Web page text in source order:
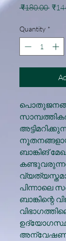
₹180.00
Quantity *
ബാങ്കിങ്
പിന്നാലെ
ബാങ്കിന്റെ